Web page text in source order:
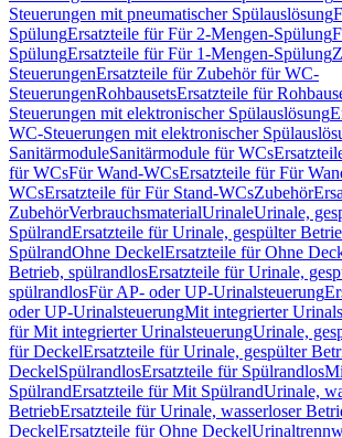
Steuerungen mit pneumatischer Spülauslösung
SpülungErsatzteile für Für 2-Mengen-Spülung
SpülungErsatzteile für Für 1-Mengen-Spülung
SteuerungenErsatzteile für Zubehör für WC-
SteuerungenRohbausetsErsatzteile für
Steuerungen mit elektronischer Spülauslösung
WC-Steuerungen mit elektronischer
SanitärmoduleSanitärmodule für WCs
für WCsFür Wand-WCsErsatzteile für Für
WCsErsatzteile für Für Stand-WCsZubehör
ZubehörVerbrauchsmaterialUrinaleUrinale,
SpülrandErsatzteile für Urinale, gespülter
SpülrandOhne DeckelErsatzteile für Ohne
Betrieb, spülrandlosErsatzteile für Urinale,
spülrandlosFür AP- oder UP-Urinalsteuerung
oder UP-UrinalsteuerungMit integrierter
für Mit integrierter UrinalsteuerungUrinale,
für DeckelErsatzteile für Urinale, gespülter
DeckelSpülrandlosErsatzteile für Spülrandlos
SpülrandErsatzteile für Mit SpülrandUrinale,
BetriebErsatzteile für Urinale, wasserloser
DeckelErsatzteile für Ohne Deckel